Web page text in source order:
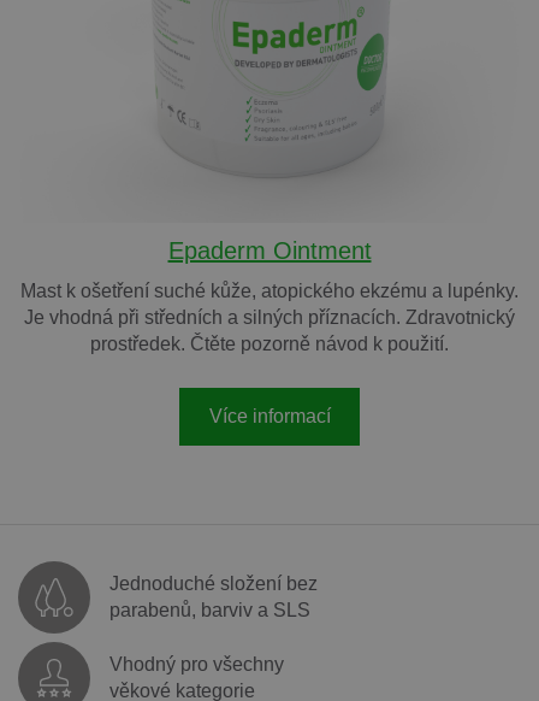
Epaderm Ointment
Mast k ošetření suché kůže, atopického ekzému a lupénky.
Je vhodná při středních a silných příznacích. Zdravotnický
prostředek. Čtěte pozorně návod k použití.
Více informací
Jednoduché složení bez
parabenů, barviv a SLS
Vhodný pro všechny
věkové kategorie